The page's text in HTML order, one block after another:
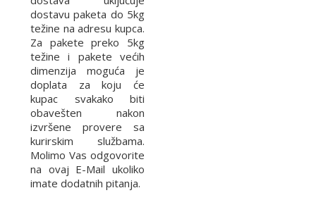
dostavu paketa do 5kg
težine na adresu kupca.
Za pakete preko 5kg
težine i pakete većih
dimenzija moguća je
doplata za koju će
kupac svakako biti
obavešten nakon
izvršene provere sa
kurirskim službama.
Molimo Vas odgovorite
na ovaj E-Mail ukoliko
imate dodatnih pitanja.